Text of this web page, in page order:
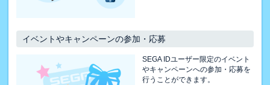
イベントやキャンペーンの参加・応募
SEGA IDユーザー限定のイベント
やキャンペーンへの参加・応募を
行うことができます。